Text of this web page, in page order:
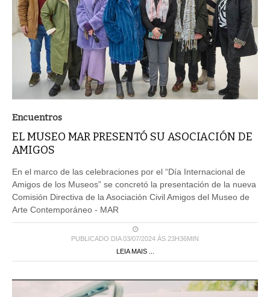
Encuentros
EL MUSEO MAR PRESENTÓ SU ASOCIACIÓN DE
AMIGOS
En el marco de las celebraciones por el “Día Internacional de
Amigos de los Museos” se concretó la presentación de la nueva
Comisión Directiva de la Asociación Civil Amigos del Museo de
Arte Contemporáneo - MAR
PUBLICADO DIA 03/07/2024 ÀS 23H36MIN
LEIA MAIS ...